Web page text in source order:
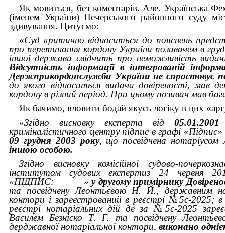
Як мовиться, без коментарів. Але. Українська
(іменем України) Печерського районного суду
здивування. Цитуємо:
«Суд критично відноситься до пояснень
про перетинання кордону України позивачем в
іншої держави свідчить про неможливість
Відсутність інформації в інтегрованій
Держприкордонслужби України не спростовує
до якого відноситься видача довіреності, мав
кордону в різний період. При цьому позивач мав
Як бачимо, вловити бодай якусь логіку в цих
«Згідно висновку експерта від
криміналістичного центру підпис в графі
09 грудня 2003 року, що посвідчена
іншою особою.
Згідно висновку комісійної судово-
інститутом судових експертиз 24 червня
«ПІДПИС:______»у другому примірнику
та посвідчену Леонтьєвою Н. Й., державним
контори і зареєстрований в реєстрі №5с-2025;
реєстрі нотаріальних дій де за №5с-2025
Василем Безніско Т. Г. та посвідчену
дерджавної нотаріальної контори, виконано